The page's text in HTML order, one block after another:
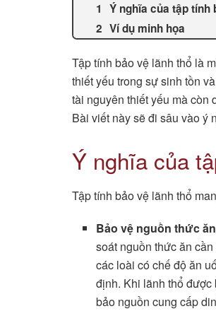
Ý nghĩa của tập tính
Ví dụ minh họa
Tập tính bảo vệ lãnh thổ là
thiết yếu trong sự sinh tồn
tài nguyên thiết yếu mà còn
Bài viết này sẽ đi sâu vào ý
Ý nghĩa của
Tập tính bảo vệ lãnh thổ
Bảo vệ nguồn thức
soát nguồn thức ăn
các loài có chế độ ăn
định. Khi lãnh thổ được
bảo nguồn cung cấp